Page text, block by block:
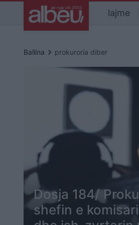
lajme
Ballina keyboard_arrow_right prokuroria diber
Dosja 184/
shefin e